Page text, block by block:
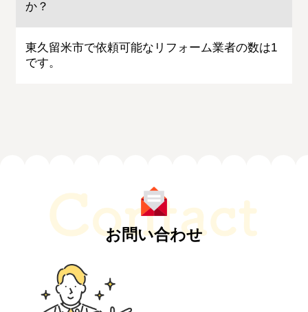
か？
東久留米市で依頼可能なリフォーム業者の数は1
です。
お問い合わせ